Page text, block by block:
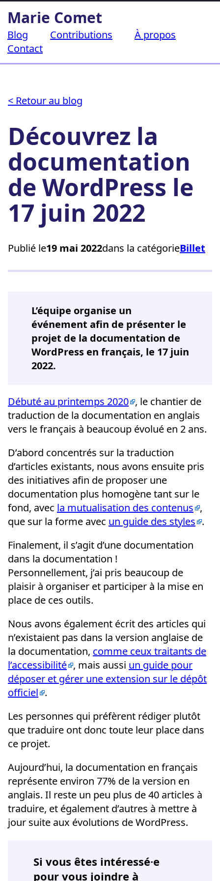
au
contenu
Marie Comet
Blog Contributions
À propos
Contact
< Retour au blog
Découvrez la
documentation
de WordPress le
17 juin 2022
Publié le19 mai 2022dans la catégorieBillet
L’équipe organise un
événement afin de présenter le
projet de la documentation de
WordPress en français, le 17 juin
2022.
Débuté au printemps 2020 , le chantier de
traduction de la documentation en anglais
vers le français à beaucoup évolué en 2 ans.
D’abord concentrés sur la traduction
d’articles existants, nous avons ensuite pris
des initiatives afin de proposer une
documentation plus homogène tant sur le
fond, avec la mutualisation des contenus ,
que sur la forme avec un guide des styles .
Finalement, il s’agit d’une documentation
dans la documentation !
Personnellement, j’ai pris beaucoup de
plaisir à organiser et participer à la mise en
place de ces outils.
Nous avons également écrit des articles qui
n’existaient pas dans la version anglaise de
la documentation, comme ceux traitants de
l’accessibilité , mais aussi un guide pour
déposer et gérer une extension sur le dépôt
officiel .
Les personnes qui préfèrent rédiger plutôt
que traduire ont donc toute leur place dans
ce projet.
Aujourd’hui, la documentation en français
représente environ 77% de la version en
anglais. Il reste un peu plus de 40 articles à
traduire, et également d’autres à mettre à
jour suite aux évolutions de WordPress.
Si vous êtes intéressé·e
pour vous joindre à